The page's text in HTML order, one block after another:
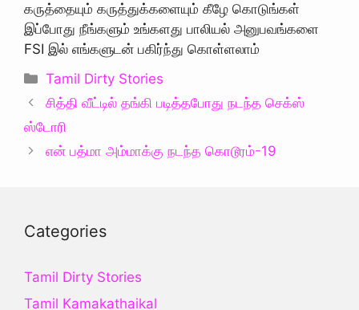
கருத்தையும் கருத்துக்களையும் கீழே கொடுங்கள்
இப்போது நீங்களும் உங்களது பாலியல் அனுபவங்களை
FSI இல் எங்களுடன் பகிர்ந்து கொள்ளலாம்
Categories
Tamil Dirty Stories
சித்தி வீட்டில் தங்கி படித்தபோது நடந்த செக்ஸ்
ஸ்டோரி
என் பத்மா அம்மாக்கு நடந்த கொடூரம்-19
Categories
Tamil Dirty Stories
Tamil Kamakathaikal